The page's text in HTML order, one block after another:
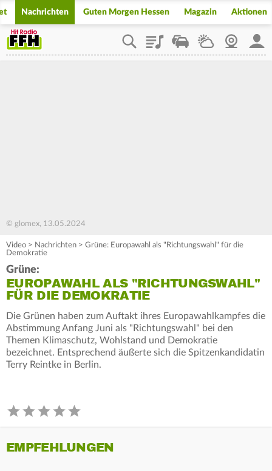
Nachrichten Guten Morgen Hessen Magazin Aktionen
PlaylistStaupilotWetterWebcam
© glomex, 13.05.2024
Video > Nachrichten > Grüne: Europawahl als "Richtungswahl" für die
Demokratie
Grüne:
EUROPAWAHL ALS "RICHTUNGSWAHL"
FÜR DIE DEMOKRATIE
Die Grünen haben zum Auftakt ihres Europawahlkampfes die
Abstimmung Anfang Juni als "Richtungswahl" bei den
Themen Klimaschutz, Wohlstand und Demokratie
bezeichnet. Entsprechend äußerte sich die Spitzenkandidatin
Terry Reintke in Berlin.
EMPFEHLUNGEN